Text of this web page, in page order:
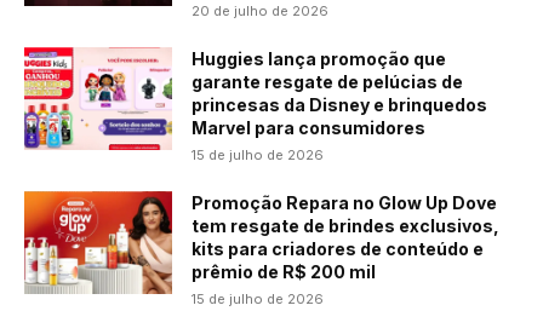
20 de julho de 2026
Huggies lança promoção que
garante resgate de pelúcias de
princesas da Disney e brinquedos
Marvel para consumidores
15 de julho de 2026
Promoção Repara no Glow Up Dove
tem resgate de brindes exclusivos,
kits para criadores de conteúdo e
prêmio de R$ 200 mil
15 de julho de 2026